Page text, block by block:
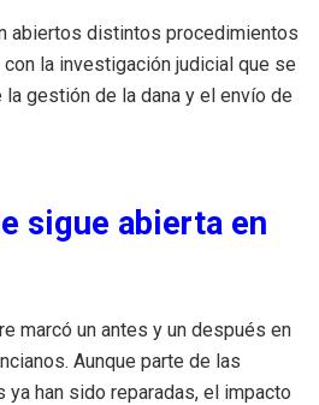
abiertos distintos procedimientos
la investigación judicial que se
la gestión de la dana y el envío de
sigue abierta en
marcó un antes y un después en
Aunque parte de las
ya han sido reparadas, el impacto